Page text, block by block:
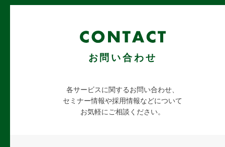
お問い合わせ
各サービスに関するお問い合わせ、
セミナー情報や採用情報などについて
お気軽にご相談ください。